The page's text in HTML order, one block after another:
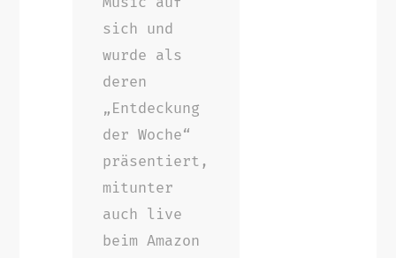
sich und
wurde als
deren
„Entdeckung
der Woche“
präsentiert,
mitunter
auch live
beim Amazon